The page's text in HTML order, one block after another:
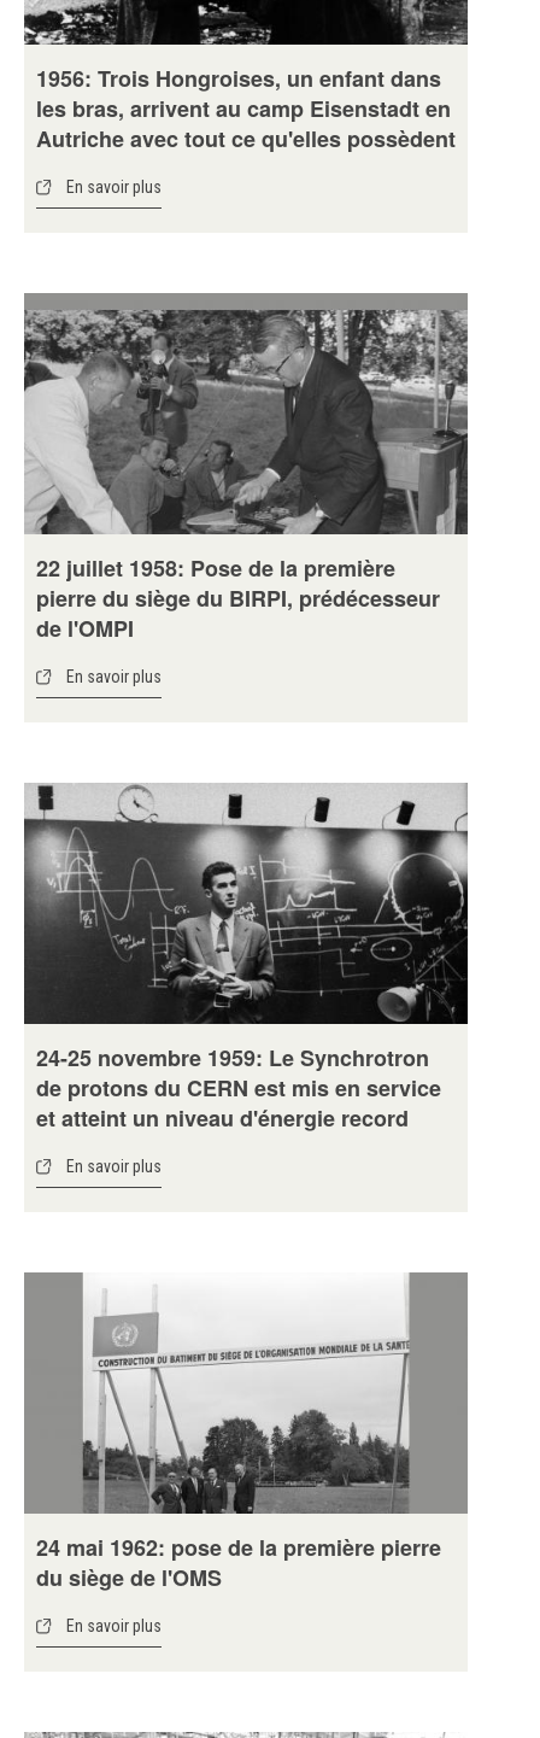
1956: Trois Hongroises, un enfant dans
les bras, arrivent au camp Eisenstadt en
Autriche avec tout ce qu'elles possèdent
En savoir plus
22 juillet 1958: Pose de la première
pierre du siège du BIRPI, prédécesseur
de l'OMPI
En savoir plus
24-25 novembre 1959: Le Synchrotron
de protons du CERN est mis en service
et atteint un niveau d'énergie record
En savoir plus
24 mai 1962: pose de la première pierre
du siège de l'OMS
En savoir plus